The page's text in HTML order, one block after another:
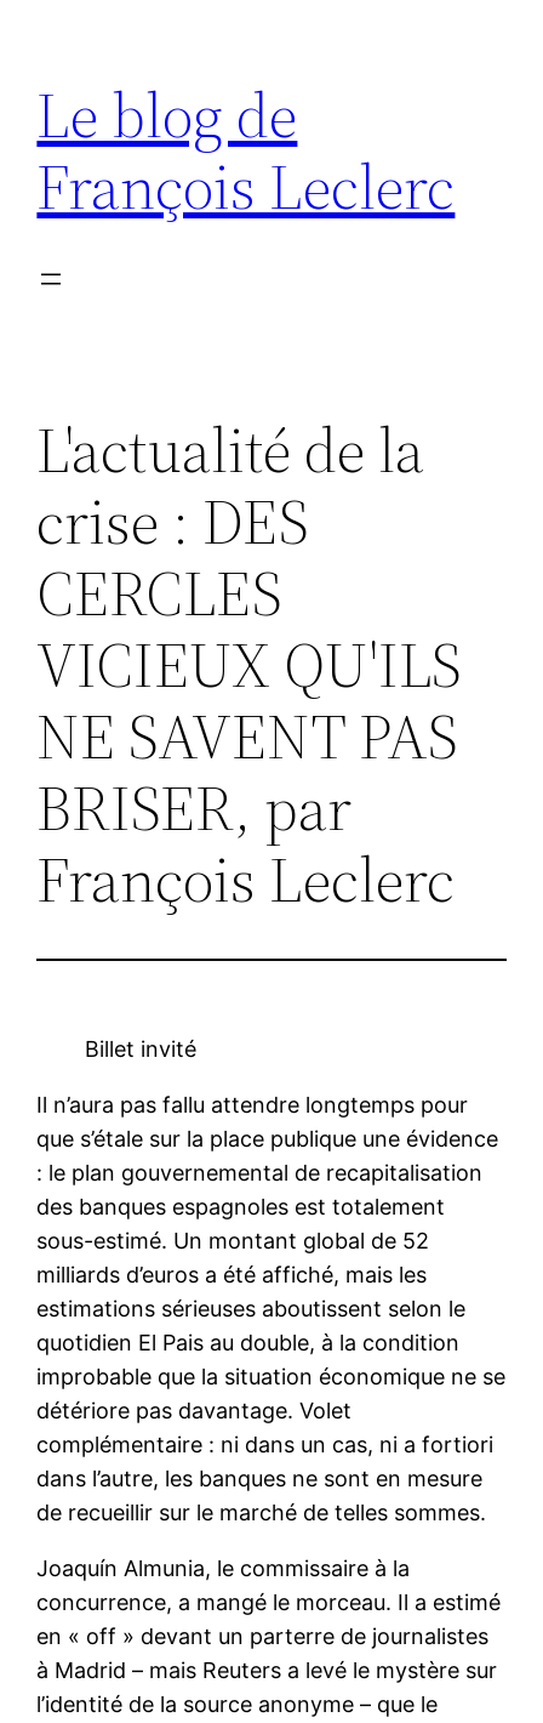
contenu
Le blog de
François Leclerc
L'actualité de la
crise : DES
CERCLES
VICIEUX QU'ILS
NE SAVENT PAS
BRISER, par
François Leclerc
Billet invité
Il n’aura pas fallu attendre longtemps pour
que s’étale sur la place publique une évidence
: le plan gouvernemental de recapitalisation
des banques espagnoles est totalement
sous-estimé. Un montant global de 52
milliards d’euros a été affiché, mais les
estimations sérieuses aboutissent selon le
quotidien El Pais au double, à la condition
improbable que la situation économique ne se
détériore pas davantage. Volet
complémentaire : ni dans un cas, ni a fortiori
dans l’autre, les banques ne sont en mesure
de recueillir sur le marché de telles sommes.
Joaquín Almunia, le commissaire à la
concurrence, a mangé le morceau. Il a estimé
en « off » devant un parterre de journalistes
à Madrid – mais Reuters a levé le mystère sur
l’identité de la source anonyme – que le